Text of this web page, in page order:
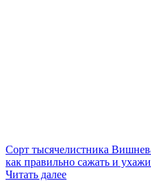
Сорт тысячелистника
как правильно сажать и
Читать далее